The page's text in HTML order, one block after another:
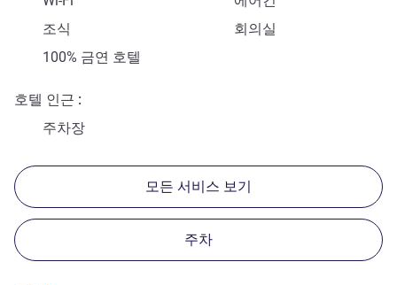
조식
회의실
100% 금연 호텔
호텔 인근
주차장
모든 서비스 보기
주차